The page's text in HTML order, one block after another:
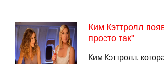
Ким Кэттролл
просто так"
Ким Кэттролл,